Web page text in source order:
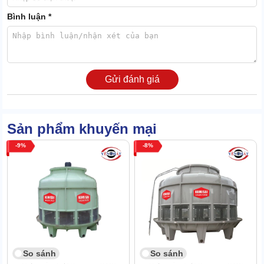
để ở nhiều môi trường khác nhau, kể cả nơi đông người.
2. Báo giá tháp giải nhiệt KMS 40RT mới nhất
sinh thêm bất cứ phụ phí nào trong giao dịch.
Bình luận *
Gửi đánh giá
Sản phẩm khuyến mại
9
So sánh
8
So sánh